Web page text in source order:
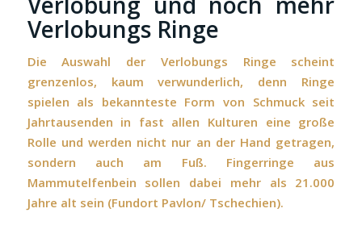
Verlobungs Ringe
Die Auswahl der Verlobungs Ringe scheint
grenzenlos, kaum verwunderlich, denn Ringe
spielen als bekannteste Form von Schmuck seit
Jahrtausenden in fast allen Kulturen eine große
Rolle und werden nicht nur an der Hand getragen,
sondern auch am Fuß. Fingerringe aus
Mammutelfenbein sollen dabei mehr als 21.000
Jahre alt sein (Fundort Pavlon/ Tschechien).